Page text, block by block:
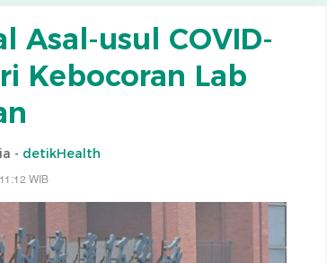
Asal-usul COVID-
Kebocoran Lab
- detikHealth
WIB